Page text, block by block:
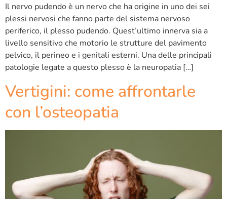
Il nervo pudendo è un nervo che ha origine in uno dei sei
plessi nervosi che fanno parte del sistema nervoso
periferico, il plesso pudendo. Quest’ultimo innerva sia a
livello sensitivo che motorio le strutture del pavimento
pelvico, il perineo e i genitali esterni. Una delle principali
patologie legate a questo plesso è la neuropatia […]
Vertigini: come affrontarle
con l’osteopatia